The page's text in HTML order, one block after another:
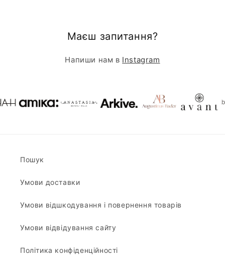
Маєш запитання?
Напиши нам в Instagram
Пошук
Умови доставки
Умови відшкодування і повернення товарів
Умови відвідування сайту
Політика конфіденційності